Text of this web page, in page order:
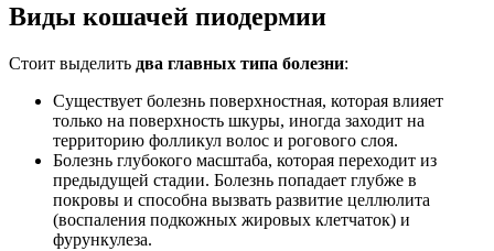
Виды кошачей пиодермии
Стоит выделить два главных типа болезни:
Существует болезнь поверхностная, которая влияет
только на поверхность шкуры, иногда заходит на
территорию фолликул волос и рогового слоя.
Болезнь глубокого масштаба, которая переходит из
предыдущей стадии. Болезнь попадает глубже в
покровы и способна вызвать развитие целлюлита
(воспаления подкожных жировых клетчаток) и
фурункулеза.